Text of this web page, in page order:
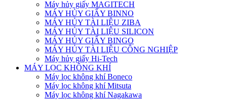
Máy hủy giấy MAGITECH
MÁY HỦY GIẤY BINNO
MÁY HỦY TÀI LIỆU ZIBA
MÁY HỦY TÀI LIỆU SILICON
MÁY HỦY GIẤY BINGO
MÁY HỦY TÀI LIỆU CÔNG NGHIỆP
Máy hủy giấy Hi-Tech
MÁY LỌC KHÔNG KHÍ
Máy lọc không khí Boneco
Máy lọc không khí Mitsuta
Máy lọc không khí Nagakawa